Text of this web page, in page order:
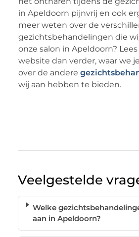
in Apeldoorn pijnvrij en ook
meer weten over de
gezichtsbehandelingen die
onze salon in Apeldoorn?
website dan verder, waar we
over de andere
wij aan hebben te bieden.
Veelgestelde
Welke
aan in Apeldoorn?